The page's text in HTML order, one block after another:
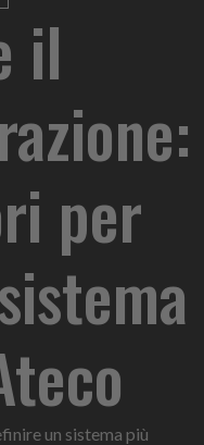
il
per
un sistema più